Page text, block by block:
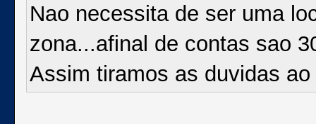
Nao necessita de ser uma
zona...afinal de contas sao
Assim tiramos as duvidas ao